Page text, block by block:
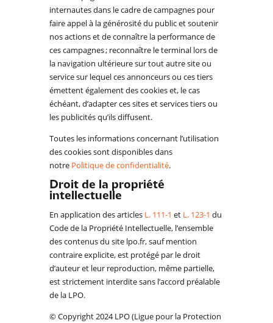
internautes dans le cadre de campagnes pour
faire appel à la générosité du public et soutenir
nos actions et de connaître la performance de
ces campagnes ; reconnaître le terminal lors de
la navigation ultérieure sur tout autre site ou
service sur lequel ces annonceurs ou ces tiers
émettent également des cookies et, le cas
échéant, d’adapter ces sites et services tiers ou
les publicités qu’ils diffusent.
Toutes les informations concernant l’utilisation
des cookies sont disponibles dans
notre Politique de confidentialité.
Droit de la propriété
intellectuelle
En application des articles L. 111-1 et L. 123-1 du
Code de la Propriété Intellectuelle, l’ensemble
des contenus du site lpo.fr, sauf mention
contraire explicite, est protégé par le droit
d’auteur et leur reproduction, même partielle,
est strictement interdite sans l’accord préalable
de la LPO.
© Copyright 2024 LPO (Ligue pour la Protection